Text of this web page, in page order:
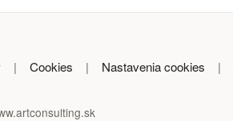
| Cookies | Nastavenia cookies |